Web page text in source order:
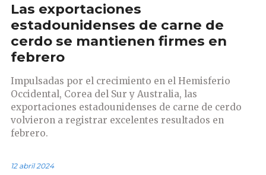
Las exportaciones
estadounidenses de carne de
cerdo se mantienen firmes en
febrero
Impulsadas por el crecimiento en el Hemisferio
Occidental, Corea del Sur y Australia, las
exportaciones estadounidenses de carne de cerdo
volvieron a registrar excelentes resultados en
febrero.
12 abril 2024